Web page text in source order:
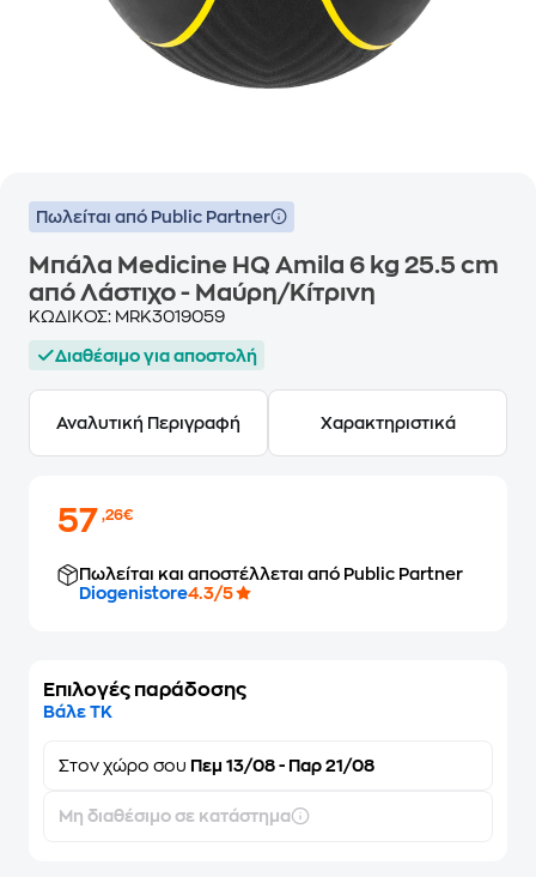
Πωλείται από Public Partner
Μπάλα Medicine HQ Amila 6 kg 25.5 cm
από Λάστιχο - Μαύρη/Κίτρινη
ΚΩΔΙΚΟΣ: MRK3019059
Διαθέσιμο για αποστολή
Αναλυτική Περιγραφή Χαρακτηριστικά
57,26€
Πωλείται και αποστέλλεται από Public Partner
Diogenistore4.3/5
Επιλογές παράδοσης
Βάλε ΤΚ
Στον χώρο σου Πεμ 13/08 - Παρ 21/08
Μη διαθέσιμο σε κατάστημα